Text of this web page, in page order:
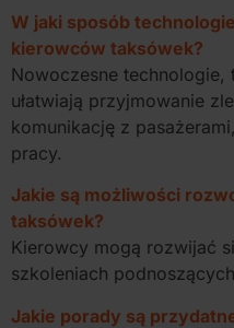
W jaki sposób
kierowców taksówek?
Nowoczesne technologie,
ułatwiają przyjmowanie
komunikację z
pracy.
Jakie są możliwości
taksówek?
Kierowcy mogą rozwijać
szkoleniach
Jakie porady są